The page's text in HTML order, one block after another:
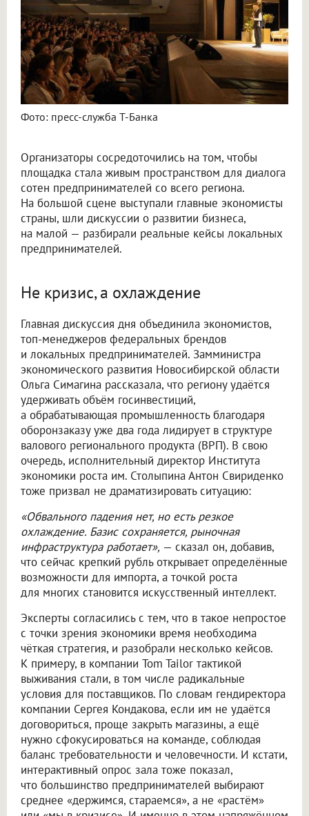
Фото: пресс-служба Т-Банка
Организаторы сосредоточились на том, чтобы
площадка стала живым пространством для диалога
сотен предпринимателей со всего региона.
На большой сцене выступали главные экономисты
страны, шли дискуссии о развитии бизнеса,
на малой — разбирали реальные кейсы локальных
предпринимателей.
Не кризис, а охлаждение
Главная дискуссия дня объединила экономистов,
топ-менеджеров федеральных брендов
и локальных предпринимателей. Замминистра
экономического развития Новосибирской области
Ольга Симагина рассказала, что региону удаётся
удерживать объём госинвестиций,
а обрабатывающая промышленность благодаря
оборонзаказу уже два года лидирует в структуре
валового регионального продукта (ВРП). В свою
очередь, исполнительный директор Института
экономики роста им. Столыпина Антон Свириденко
тоже призвал не драматизировать ситуацию:
«Обвального падения нет, но есть резкое
охлаждение. Базис сохраняется, рыночная
инфраструктура работает», — сказал он, добавив,
что сейчас крепкий рубль открывает определённые
возможности для импорта, а точкой роста
для многих становится искусственный интеллект.
Эксперты согласились с тем, что в такое непростое
с точки зрения экономики время необходима
чёткая стратегия, и разобрали несколько кейсов.
К примеру, в компании Tom Tailor тактикой
выживания стали, в том числе радикальные
условия для поставщиков. По словам гендиректора
компании Сергея Кондакова, если им не удаётся
договориться, проще закрыть магазины, а ещё
нужно сфокусироваться на команде, соблюдая
баланс требовательности и человечности. И кстати,
интерактивный опрос зала тоже показал,
что большинство предпринимателей выбирают
среднее «держимся, стараемся», а не «растём»